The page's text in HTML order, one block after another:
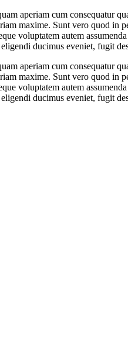
aperiam cum consequatur
maxime. Sunt vero quod
voluptatem autem
ducimus eveniet, fugit
aperiam cum consequatur
maxime. Sunt vero quod
voluptatem autem
ducimus eveniet, fugit